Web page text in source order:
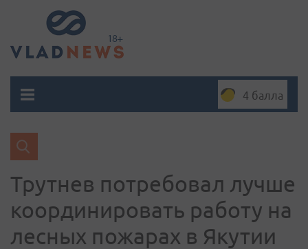
4 балла
Трутнев потребовал лучше
координировать работу на
лесных пожарах в Якутии